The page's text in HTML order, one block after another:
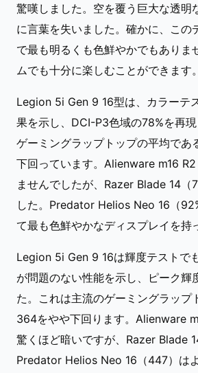
驚嘆しました。空を覆う巨大な透明
に言葉を失いました。確かに、この
で最も明るくも色鮮やかでもありま
ムでも十分に楽しむことができます。
Legion 5i Gen 9 16型は、カラーテ
果を示し、DCI-P3色域の78%を再
ゲーミングラップトップの平均であ
下回っています。Alienware m16
ませんでしたが、Razer Blade 14（
した。Predator Helios Neo 16（
て最も色鮮やかなディスプレイを持
Legion 5i Gen 9 16は輝度テストで
が問題のない性能を示し、ピーク輝
た。これは主流のゲーミングラップ
364をやや下回ります。Alienware
驚くほど暗いですが、Razer Blade
Predator Helios Neo 16（447）はよ